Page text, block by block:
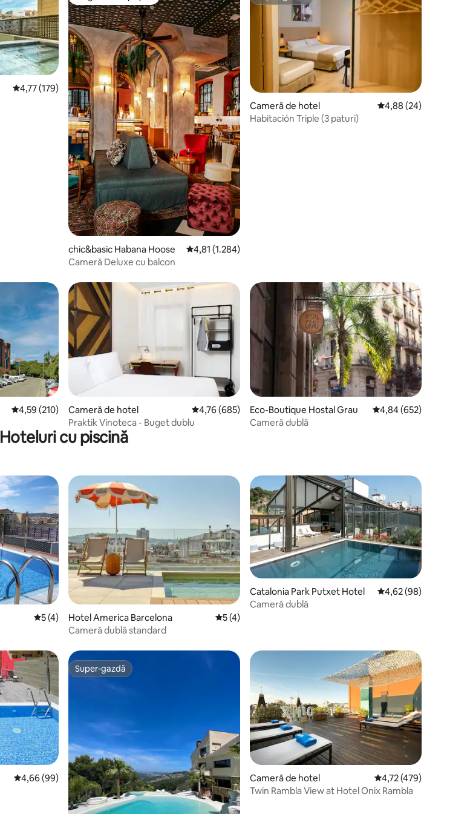
Scor mediu de 4,77 din 5, 179 recenzii
4,77 (179)
chic&basic Habana Hoose Scor mediu de 4,81 din 5, 1.284 recenzii
4,81 (1.284)
Cameră Deluxe cu balcon
Cameră de hotel Scor mediu de 4,88
4,88 (24)
Habitación Triple (3 paturi)
Scor mediu de 4,59 din 5, 210 recenzii
4,59 (210)
Cameră de hotel Scor mediu de 4,76 din 5, 685 recenzii
4,76 (685)
Praktik Vinoteca - Buget dublu
Eco-Boutique Hostal Grau Scor mediu de 4,84 din
4,84 (652)
Cameră dublă
Hoteluri cu piscină
Scor mediu de 5 din 5, 4 recenzii
5 (4)
Hotel America Barcelona Scor mediu de 5 din 5, 4 recenzii
5 (4)
Cameră dublă standard
Catalonia Park Putxet Hotel Scor mediu de 4,62
4,62 (98)
Cameră dublă
Scor mediu de 4,66 din 5, 99 recenzii
4,66 (99)
Super-gazdă
Super-gazdă
Cameră de hotel Scor mediu de 4,72
4,72 (479)
Twin Rambla View at Hotel Onix Rambla